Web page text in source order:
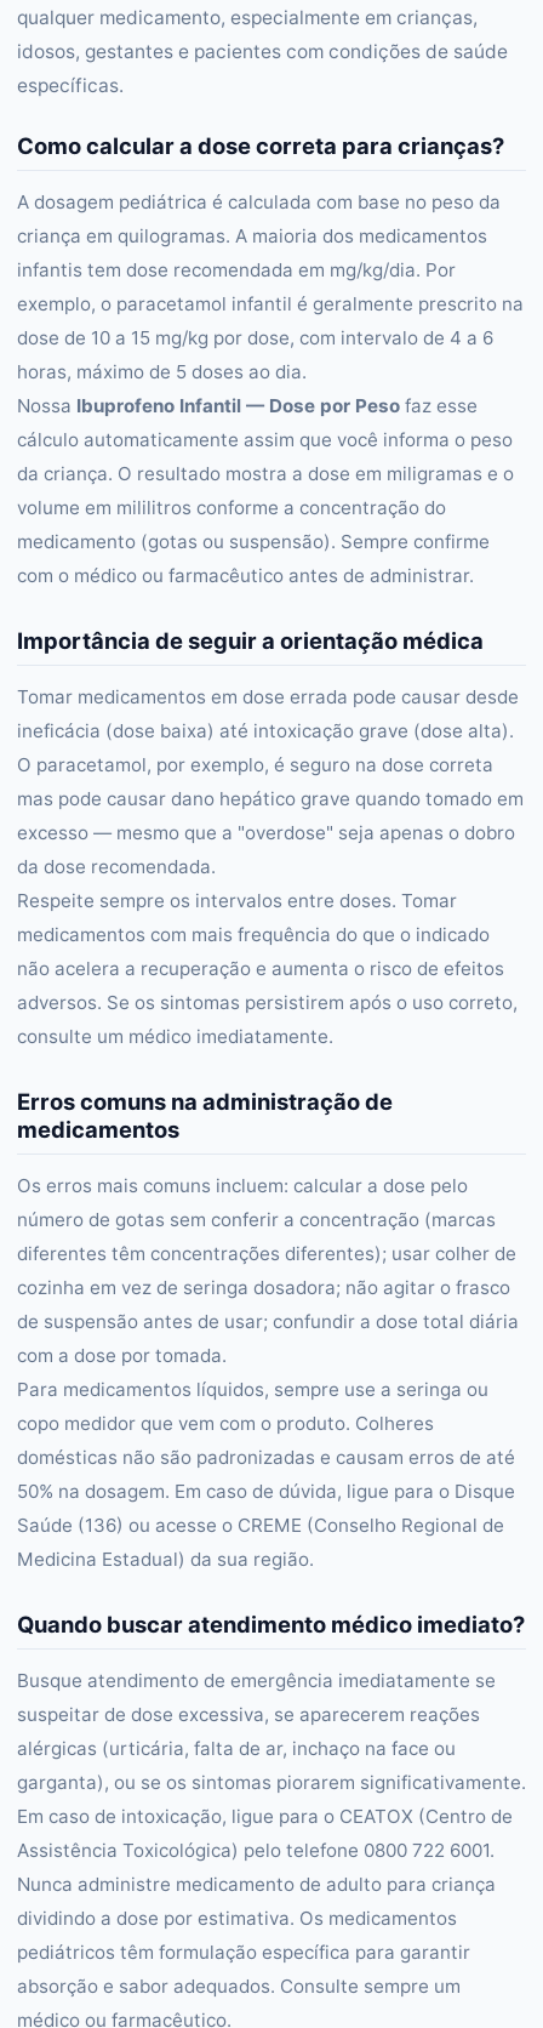
qualquer medicamento, especialmente em crianças,
idosos, gestantes e pacientes com condições de saúde
específicas.
Como calcular a dose correta para crianças?
A dosagem pediátrica é calculada com base no peso da
criança em quilogramas. A maioria dos medicamentos
infantis tem dose recomendada em mg/kg/dia. Por
exemplo, o paracetamol infantil é geralmente prescrito na
dose de 10 a 15 mg/kg por dose, com intervalo de 4 a 6
horas, máximo de 5 doses ao dia.
Nossa Ibuprofeno Infantil — Dose por Peso faz esse
cálculo automaticamente assim que você informa o peso
da criança. O resultado mostra a dose em miligramas e o
volume em mililitros conforme a concentração do
medicamento (gotas ou suspensão). Sempre confirme
com o médico ou farmacêutico antes de administrar.
Importância de seguir a orientação médica
Tomar medicamentos em dose errada pode causar desde
ineficácia (dose baixa) até intoxicação grave (dose alta).
O paracetamol, por exemplo, é seguro na dose correta
mas pode causar dano hepático grave quando tomado em
excesso — mesmo que a "overdose" seja apenas o dobro
da dose recomendada.
Respeite sempre os intervalos entre doses. Tomar
medicamentos com mais frequência do que o indicado
não acelera a recuperação e aumenta o risco de efeitos
adversos. Se os sintomas persistirem após o uso correto,
consulte um médico imediatamente.
Erros comuns na administração de
medicamentos
Os erros mais comuns incluem: calcular a dose pelo
número de gotas sem conferir a concentração (marcas
diferentes têm concentrações diferentes); usar colher de
cozinha em vez de seringa dosadora; não agitar o frasco
de suspensão antes de usar; confundir a dose total diária
com a dose por tomada.
Para medicamentos líquidos, sempre use a seringa ou
copo medidor que vem com o produto. Colheres
domésticas não são padronizadas e causam erros de até
50% na dosagem. Em caso de dúvida, ligue para o Disque
Saúde (136) ou acesse o CREME (Conselho Regional de
Medicina Estadual) da sua região.
Quando buscar atendimento médico imediato?
Busque atendimento de emergência imediatamente se
suspeitar de dose excessiva, se aparecerem reações
alérgicas (urticária, falta de ar, inchaço na face ou
garganta), ou se os sintomas piorarem significativamente.
Em caso de intoxicação, ligue para o CEATOX (Centro de
Assistência Toxicológica) pelo telefone 0800 722 6001.
Nunca administre medicamento de adulto para criança
dividindo a dose por estimativa. Os medicamentos
pediátricos têm formulação específica para garantir
absorção e sabor adequados. Consulte sempre um
médico ou farmacêutico.